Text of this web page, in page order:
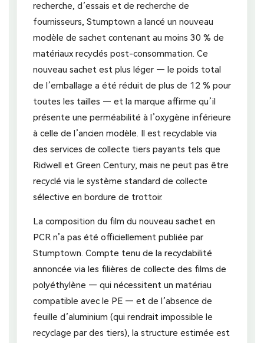
recherche, d’essais et de recherche de
fournisseurs, Stumptown a lancé un nouveau
modèle de sachet contenant au moins 30 % de
matériaux recyclés post-consommation. Ce
nouveau sachet est plus léger — le poids total
de l’emballage a été réduit de plus de 12 % pour
toutes les tailles — et la marque affirme qu’il
présente une perméabilité à l’oxygène inférieure
à celle de l’ancien modèle. Il est recyclable via
des services de collecte tiers payants tels que
Ridwell et Green Century, mais ne peut pas être
recyclé via le système standard de collecte
sélective en bordure de trottoir.
La composition du film du nouveau sachet en
PCR n’a pas été officiellement publiée par
Stumptown. Compte tenu de la recyclabilité
annoncée via les filières de collecte des films de
polyéthylène — qui nécessitent un matériau
compatible avec le PE — et de l’absence de
feuille d’aluminium (qui rendrait impossible le
recyclage par des tiers), la structure estimée est